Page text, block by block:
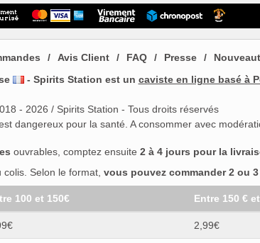
Avis Client FAQ Presse
- Spirits Station est un caviste en ligne basé à
- 2026 / Spirits Station - Tous droits réservés
dangereux pour la santé. A consommer avec
ouvrables, comptez ensuite 2 à 4 jours pour la
Selon le format, vous pouvez commander 2 ou
100 et 150€ Entre 150 €
2,99€